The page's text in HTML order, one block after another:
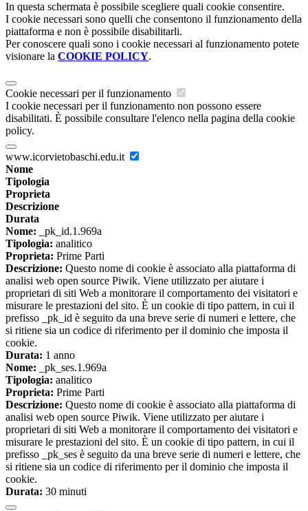
In questa schermata è possibile scegliere quali cookie consentire.
I cookie necessari sono quelli che consentono il funzionamento della
piattaforma e non è possibile disabilitarli.
Per conoscere quali sono i cookie necessari al funzionamento potete
visionare la COOKIE POLICY.
Cookie necessari per il funzionamento
I cookie necessari per il funzionamento non possono essere
disabilitati. È possibile consultare l'elenco nella pagina della cookie
policy.
www.icorvietobaschi.edu.it
Nome
Tipologia
Proprieta
Descrizione
Durata
Nome: _pk_id.1.969a
Tipologia: analitico
Proprieta: Prime Parti
Descrizione: Questo nome di cookie è associato alla piattaforma di
analisi web open source Piwik. Viene utilizzato per aiutare i
proprietari di siti Web a monitorare il comportamento dei visitatori e
misurare le prestazioni del sito. È un cookie di tipo pattern, in cui il
prefisso _pk_id è seguito da una breve serie di numeri e lettere, che
si ritiene sia un codice di riferimento per il dominio che imposta il
cookie.
Durata: 1 anno
Nome: _pk_ses.1.969a
Tipologia: analitico
Proprieta: Prime Parti
Descrizione: Questo nome di cookie è associato alla piattaforma di
analisi web open source Piwik. Viene utilizzato per aiutare i
proprietari di siti Web a monitorare il comportamento dei visitatori e
misurare le prestazioni del sito. È un cookie di tipo pattern, in cui il
prefisso _pk_ses è seguito da una breve serie di numeri e lettere, che
si ritiene sia un codice di riferimento per il dominio che imposta il
cookie.
Durata: 30 minuti